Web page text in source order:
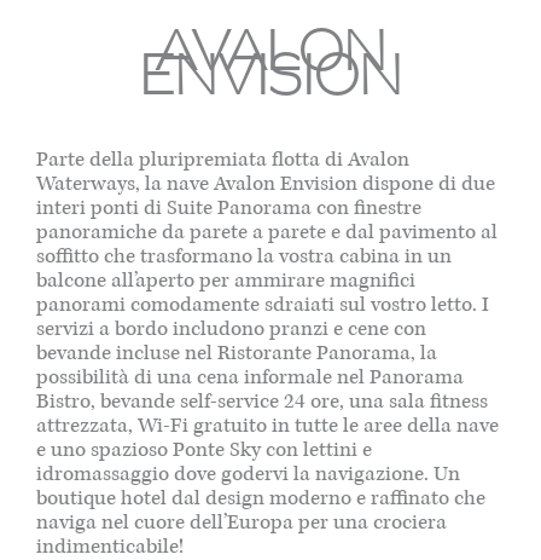
AVALON
ENVISION
Parte della pluripremiata flotta di Avalon
Waterways, la nave Avalon Envision dispone di due
interi ponti di Suite Panorama con finestre
panoramiche da parete a parete e dal pavimento al
soffitto che trasformano la vostra cabina in un
balcone all’aperto per ammirare magnifici
panorami comodamente sdraiati sul vostro letto. I
servizi a bordo includono pranzi e cene con
bevande incluse nel Ristorante Panorama, la
possibilità di una cena informale nel Panorama
Bistro, bevande self-service 24 ore, una sala fitness
attrezzata, Wi-Fi gratuito in tutte le aree della nave
e uno spazioso Ponte Sky con lettini e
idromassaggio dove godervi la navigazione. Un
boutique hotel dal design moderno e raffinato che
naviga nel cuore dell’Europa per una crociera
indimenticabile!